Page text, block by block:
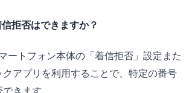
拒否はできますか？
ートフォン本体の「着信拒否」設定また
アプリを利用することで、特定の番号
きます。